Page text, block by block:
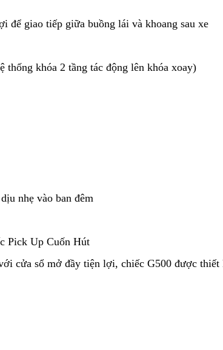
để giao tiếp giữa buồng lái và khoang sau xe
thống khóa 2 tầng tác động lên khóa xoay)
nhẹ vào ban đêm
Pick Up Cuốn Hút
cửa sổ mở đầy tiện lợi, chiếc G500 được thiết